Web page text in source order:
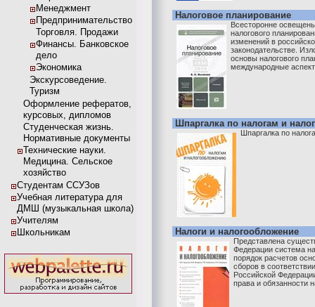
Менеджмент
Предпринимательство
Торговля. Продажи
Финансы. Банковское
дело
Экономика
Экскурсоведение.
Туризм
Оформление рефератов,
курсовых, дипломов
Студенческая жизнь.
Нормативные документы
Технические науки.
Медицина. Сельское
хозяйство
Студентам ССУЗов
Учебная литература для
ДМШ (музыкальная школа)
Учителям
Школьникам
Налоговое планирование
Всесторонне
налогового
изменений в
законодательстве.
основы налогового
международные
Шпаргалка по налогам и
Шпаргалка по
Налоги и налогообложение
Представлена
Федерации система
порядок расчетов
сборов в
Российской
права и обязанности